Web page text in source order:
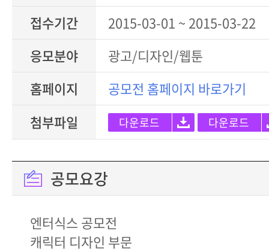
접수기간
2015-03-01 ~ 2015-03-22
응모분야
광고/디자인/웹툰
홈페이지
공모전 홈페이지 바로가기
첨부파일
다운로드 다운로드
공모요강
엔터식스 공모전
캐릭터 디자인 부문